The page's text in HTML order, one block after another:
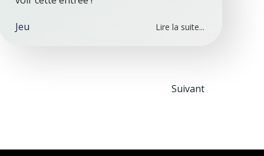
Jeu Lire la suite...
Posts
Suivant